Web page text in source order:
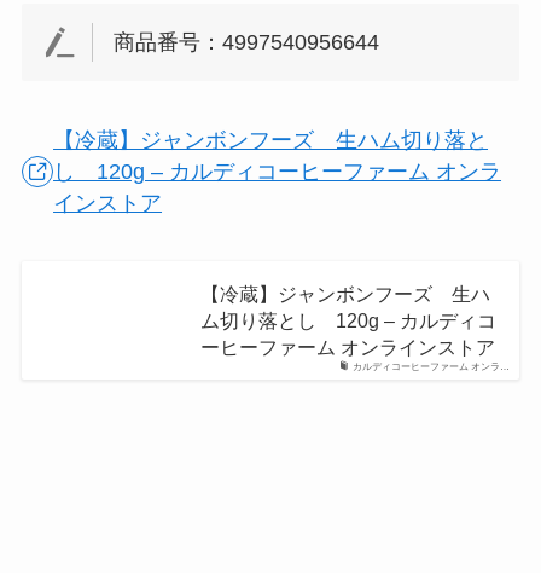
商品番号：4997540956644
【冷蔵】ジャンボンフーズ 生ハム切り落と
し 120g – カルディコーヒーファーム オンラ
インストア
カルディコーヒーファーム オンラ…
【冷蔵】ジャンボンフーズ 生ハ
ム切り落とし 120g – カルディコ
ーヒーファーム オンラインストア